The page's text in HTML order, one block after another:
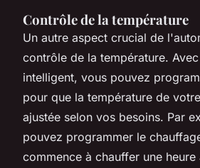
Contrôle de la température
Un autre aspect crucial de
contrôle de la température.
intelligent, vous pouvez
pour que la température de
ajustée selon vos besoins. Par
pouvez programmer le
commence à chauffer une